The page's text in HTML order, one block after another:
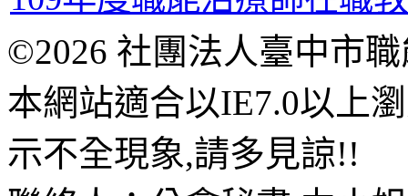
©2026 社團法人臺中市
本網站適合以IE7.0以上
示不全現象,請多見諒!!